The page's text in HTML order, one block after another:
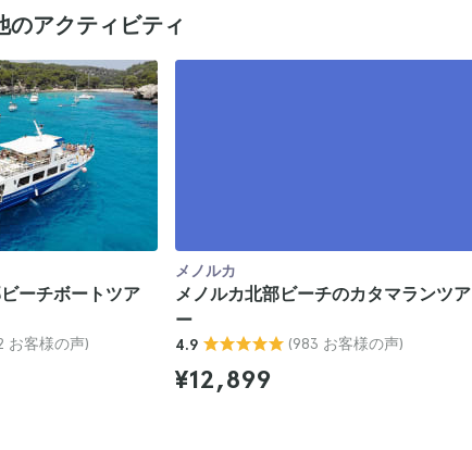
のアクティビティ
ーチボートツア
お客様の声)
メノルカ
メノルカ北部ビーチのカタマランツア
ー
4.9 (983 お客様の声)
¥12,899